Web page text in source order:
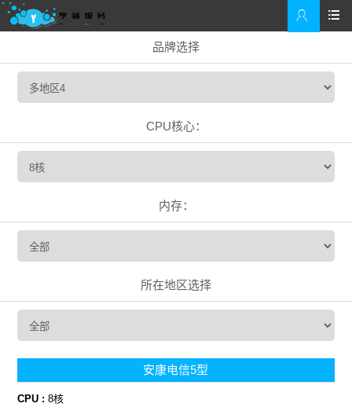


品牌选择
CPU核心：
内存：
所在地区选择
安康电信5型
CPU :8核